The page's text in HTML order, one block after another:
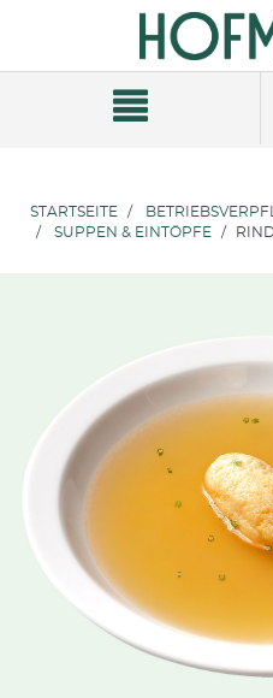
Navigationsmenü
STARTSEITE
SUPPEN & EINTÖPFE